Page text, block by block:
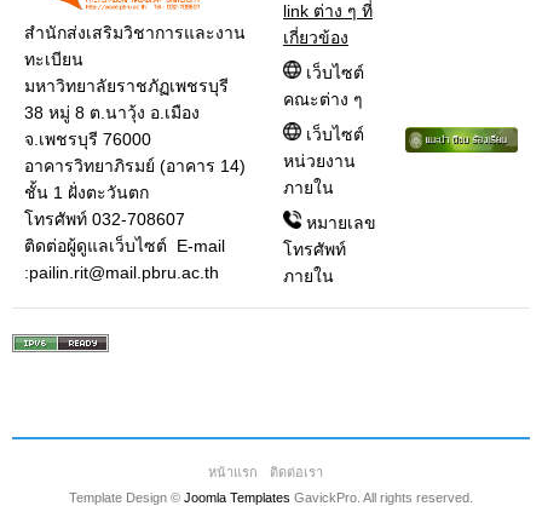
สำนักส่งเสริมวิชาการและงาน
ทะเบียน
มหาวิทยาลัยราชภัฏเพชรบุรี
38 หมู่ 8 ต.นาวุ้ง อ.เมือง
จ.เพชรบุรี 76000
อาคารวิทยาภิรมย์ (อาคาร 14)
ชั้น 1 ฝั่งตะวันตก
โทรศัพท์ 032-708607
ติดต่อผู้ดูแลเว็บไซต์ E-mail
:pailin.rit@mail.pbru.ac.th
link ต่าง ๆ ที่
เกี่ยวข้อง
เว็บไซต์
คณะต่าง ๆ
เว็บไซต์
หน่วยงาน
ภายใน
หมายเลข
โทรศัพท์
ภายใน
หน้าแรก
ติดต่อเรา
Template Design © Joomla Templates GavickPro. All rights reserved.